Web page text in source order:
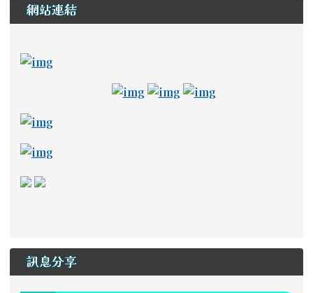
網站連結
link to https://newstd.tn.edu.tw \_blank
link to http://course.tn.edu.tw/
link to https://adl.edu.tw/
link to https://
link to https://
link to https://read.tn.edu.tw/ _blank
link to https://estdpassport.tn.edu.tw/
link to https://saaassessment.ntcu.edu.tw/
link to https://tbeerc.tn.edu.tw/ \_blank
訊息分享